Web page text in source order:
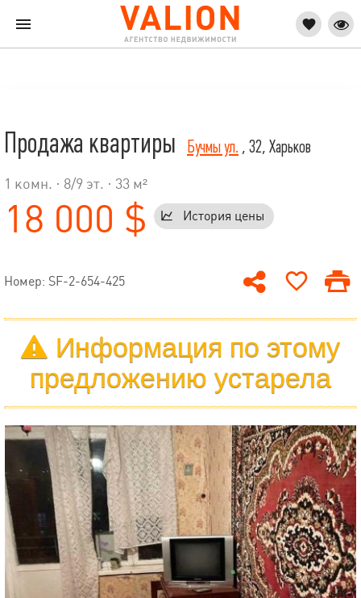
Продажа квартиры Бучмы ул. , 32, Харьков
1 комн. · 8/9 эт. · 33 м²
18 000 $ История цены
Номер: SF-2-654-425
Информация по этому
предложению устарела